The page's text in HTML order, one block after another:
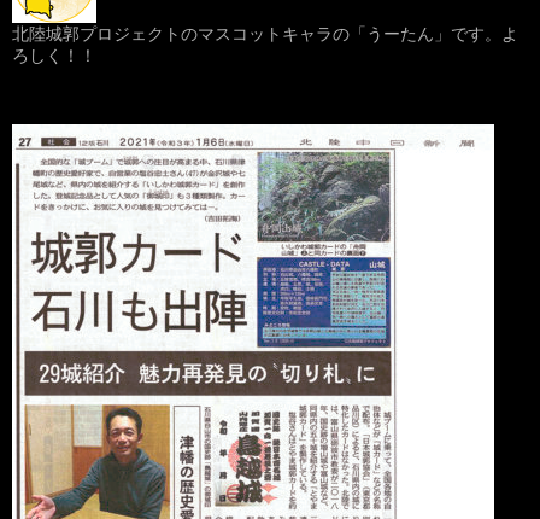
北陸城郭プロジェクトのマスコットキャラの「うーたん」です。よ
ろしく！！